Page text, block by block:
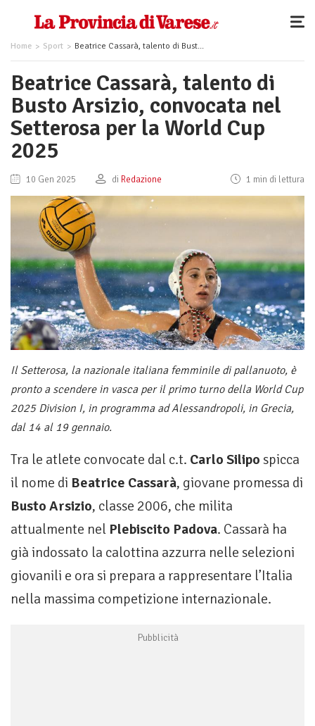
Home Sport Beatrice Cassarà, talento di Busto Arsizio, convocata nel Setterosa per la World Cup 2025
Beatrice Cassarà, talento di
Busto Arsizio, convocata nel
Setterosa per la World Cup
2025
10 Gen 2025 di Redazione 1 min di lettura
Il Setterosa, la nazionale italiana femminile di pallanuoto, è
pronto a scendere in vasca per il primo turno della World Cup
2025 Division I, in programma ad Alessandropoli, in Grecia,
dal 14 al 19 gennaio.
Tra le atlete convocate dal c.t. Carlo Silipo spicca
il nome di Beatrice Cassarà, giovane promessa di
Busto Arsizio, classe 2006, che milita
attualmente nel Plebiscito Padova. Cassarà ha
già indossato la calottina azzurra nelle selezioni
giovanili e ora si prepara a rappresentare l’Italia
nella massima competizione internazionale.